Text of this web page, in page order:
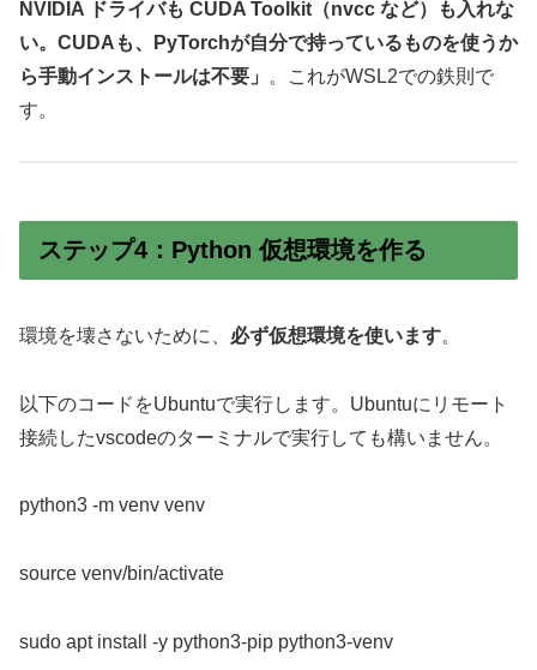
NVIDIA ドライバも CUDA Toolkit（nvcc など）も入れな
い。CUDAも、PyTorchが自分で持っているものを使うか
ら手動インストールは不要」
。これがWSL2での鉄則で
す。
ステップ4：Python 仮想環境を作る
環境を壊さないために、 必ず仮想環境を使います。
以下のコードをUbuntuで実行します。Ubuntuにリモート
接続したvscodeのターミナルで実行しても構いません。
python3 -m venv venv
source venv/bin/activate
sudo apt install -y python3-pip python3-venv